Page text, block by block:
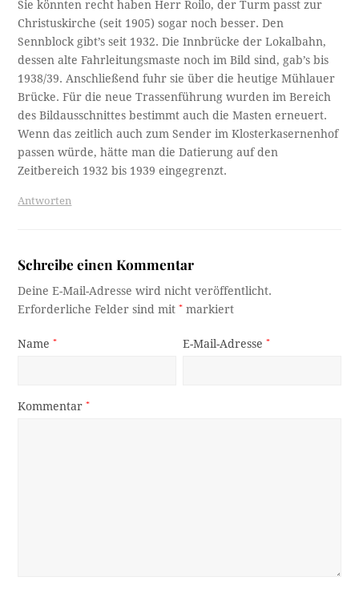
Sie könnten recht haben Herr Roilo, der Turm passt zur
Christuskirche (seit 1905) sogar noch besser. Den
Sennblock gibt’s seit 1932. Die Innbrücke der Lokalbahn,
dessen alte Fahrleitungsmaste noch im Bild sind, gab’s bis
1938/39. Anschließend fuhr sie über die heutige Mühlauer
Brücke. Für die neue Trassenführung wurden im Bereich
des Bildausschnittes bestimmt auch die Masten erneuert.
Wenn das zeitlich auch zum Sender im Klosterkasernenhof
passen würde, hätte man die Datierung auf den
Zeitbereich 1932 bis 1939 eingegrenzt.
Antworten
Schreibe einen Kommentar
Deine E-Mail-Adresse wird nicht veröffentlicht.
Erforderliche Felder sind mit* markiert
Name* E-Mail-Adresse*
Kommentar*